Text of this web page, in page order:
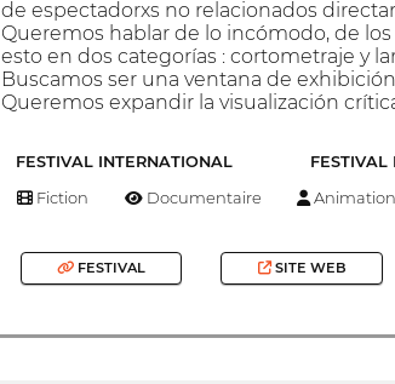
de espectadorxs no relacionados
Queremos hablar de lo incómodo, de
esto en dos categorías : cortometraje y
Buscamos ser una ventana de
Queremos expandir la visualización
FESTIVAL INTERNATIONAL FESTIVAL
Fiction Documentaire Animation
FESTIVAL SITE WEB